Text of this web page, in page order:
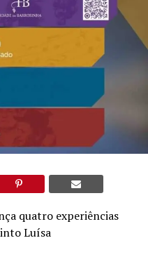
quatro experiências
Luísa